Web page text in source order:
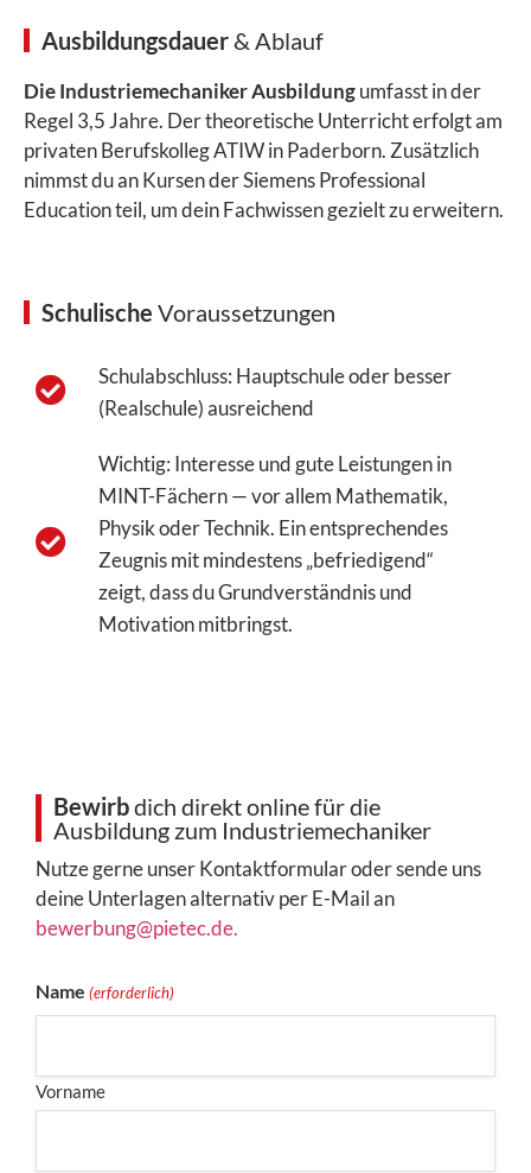
Schulische Voraussetzungen
Schulabschluss: Hauptschule oder besser
(Realschule) ausreichend
Wichtig: Interesse und gute Leistungen in
MINT-Fächern — vor allem Mathematik,
Physik oder Technik. Ein entsprechendes
Zeugnis mit mindestens „befriedigend“
zeigt, dass du Grundverständnis und
Motivation mitbringst.
Ausbildungsdauer& Ablauf
Die Industriemechaniker Ausbildungumfasst in der
Regel 3,5 Jahre. Der theoretische Unterricht erfolgt am
privaten Berufskolleg ATIW in Paderborn. Zusätzlich
nimmst du an Kursen der Siemens Professional
Education teil, um dein Fachwissen gezielt zu erweitern.
Bewirbdich direkt online für die
Ausbildung zum Industriemechaniker
Nutze gerne unser Kontaktformular oder sende uns
deine Unterlagen alternativ per E-Mail an
bewerbung@pietec.de.
Name (erforderlich)
Vorname